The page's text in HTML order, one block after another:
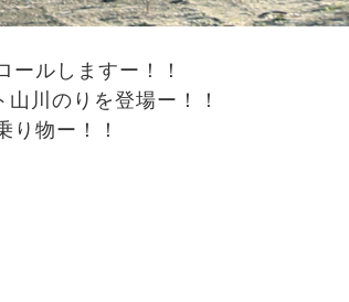
ルしますー！！
川のりを登場ー！！
り物ー！！